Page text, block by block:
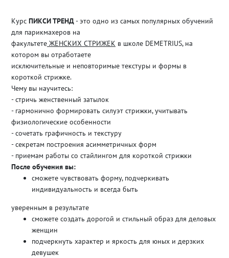
Курс ПИКСИ ТРЕНД- это одно из самых популярных обучений
для парикмахеров на
факультете ЖЕНСКИХ СТРИЖЕК в школе DEMETRIUS, на
котором вы отработаете
исключительные и неповторимые текстуры и формы в
короткой стрижке.
Чему вы научитесь:
- стричь женственный затылок
- гармонично формировать силуэт стрижки, учитывать
физиологические особенности
- сочетать графичность и текстуру
- секретам построения асимметричных форм
- приемам работы со стайлингом для короткой стрижки
После обучения вы:
сможете чувствовать форму, подчеркивать
индивидуальность и всегда быть
уверенным в результате
сможете создать дорогой и стильный образ для деловых
женщин
подчеркнуть характер и яркость для юных и дерзких
девушек